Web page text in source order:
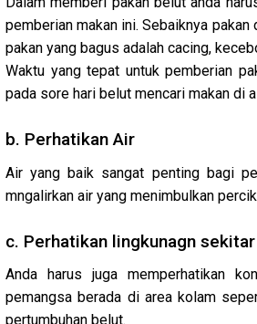
pemberian makan ini. Sebaiknya
pakan yang bagus adalah cacing,
Waktu yang tepat untuk pemberian
pada sore hari belut mencari makan di
b. Perhatikan Air
Air yang baik sangat penting bagi
mngalirkan air yang menimbulkan
c. Perhatikan lingkunagn sekitar
Anda harus juga memperhatikan
pemangsa berada di area kolam
pertumbuhan belut.